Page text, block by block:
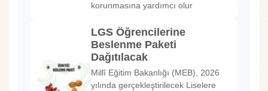
korunmasına yardımcı olur
LGS Öğrencilerine
Beslenme Paketi
Dağıtılacak
Millî Eğitim Bakanlığı (MEB), 2026
yılında gerçekleştirilecek Liselere